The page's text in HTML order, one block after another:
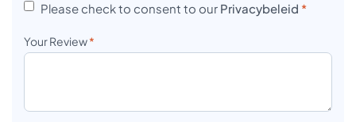
Please check to consent to our Privacybeleid *
Your Review*